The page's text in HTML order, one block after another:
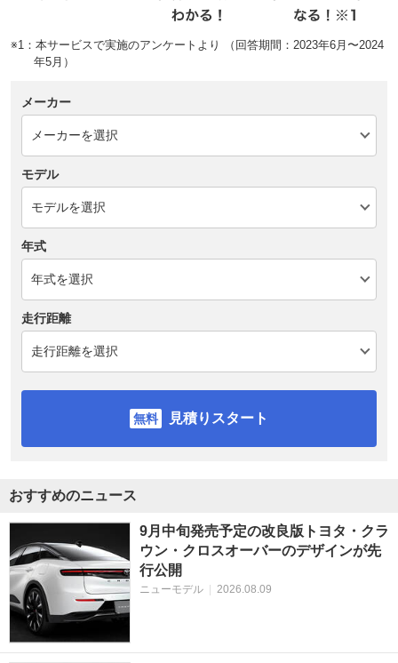
※1：本サービスで実施のアンケートより （回答期間：2023年6月〜2024
年5月）
メーカー
モデル
年式
走行距離
見積りスタート
おすすめのニュース
9月中旬発売予定の改良版トヨタ・クラ
ウン・クロスオーバーのデザインが先
行公開
ニューモデル 2026.08.09